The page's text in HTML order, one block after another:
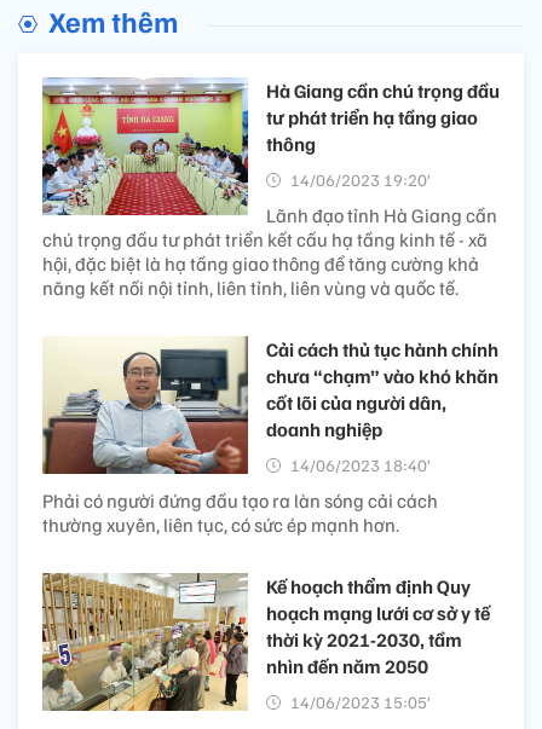
Xem thêm
Hà Giang cần chú trọng đầu
tư phát triển hạ tầng giao
thông
14/06/2023 19:20’
Lãnh đạo tỉnh Hà Giang cần
chú trọng đầu tư phát triển kết cấu hạ tầng kinh tế - xã
hội, đặc biệt là hạ tầng giao thông để tăng cường khả
năng kết nối nội tỉnh, liên tỉnh, liên vùng và quốc tế.
Cải cách thủ tục hành chính
chưa “chạm” vào khó khăn
cốt lõi của người dân,
doanh nghiệp
14/06/2023 18:40’
Phải có người đứng đầu tạo ra làn sóng cải cách
thường xuyên, liên tục, có sức ép mạnh hơn.
Kế hoạch thẩm định Quy
hoạch mạng lưới cơ sở y tế
thời kỳ 2021-2030, tầm
nhìn đến năm 2050
14/06/2023 15:05’